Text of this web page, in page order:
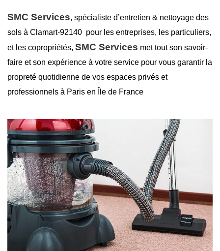
SMC Services, spécialiste d’entretien & nettoyage des
sols à Clamart-92140 pour les entreprises, les particuliers,
et les copropriétés, SMC Services met tout son savoir-
faire et son expérience à votre service pour vous garantir la
propreté quotidienne de vos espaces privés et
professionnels à Paris en Île de France